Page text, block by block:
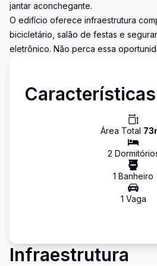
jantar aconchegante.
O edifício oferece infraestrutura
bicicletário, salão de festas e
eletrônico. Não perca essa
Características
Área Total 73
2 Dormitório
1 Banheiro
1 Vaga
Infraestrutura